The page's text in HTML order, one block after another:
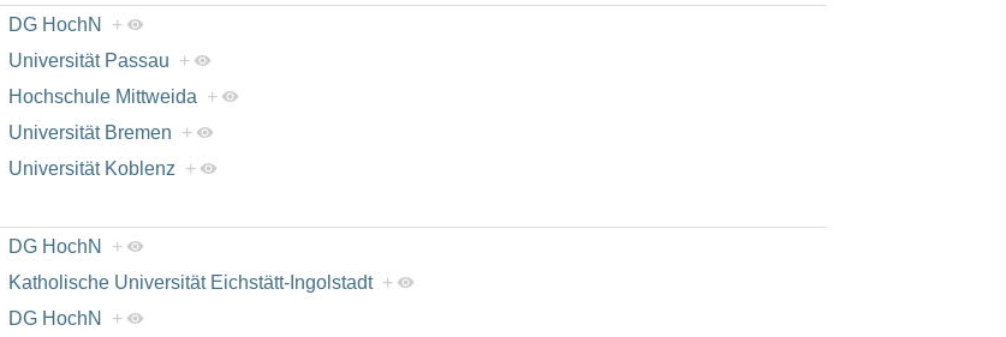
DG HochN
+
Universität Passau +
Hochschule Mittweida +
Universität Bremen +
Universität Koblenz +
DG HochN
+
Katholische Universität Eichstätt-Ingolstadt +
DG HochN +